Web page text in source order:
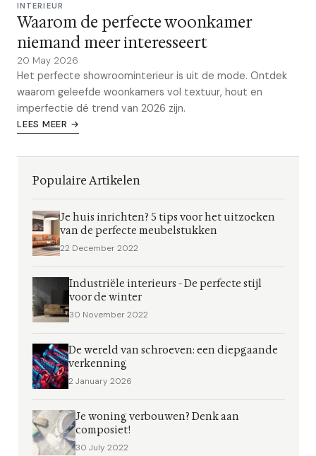
INTERIEUR
Waarom de perfecte woonkamer
niemand meer interesseert
20 May 2026
Het perfecte showroominterieur is uit de mode. Ontdek
waarom geleefde woonkamers vol textuur, hout en
imperfectie dé trend van 2026 zijn.
LEES MEER →
Populaire Artikelen
Je huis inrichten? 5 tips voor het uitzoeken
van de perfecte meubelstukken
22 December 2022
Industriële interieurs - De perfecte stijl
voor de winter
30 November 2022
De wereld van schroeven: een diepgaande
verkenning
2 January 2026
Je woning verbouwen? Denk aan
composiet!
30 July 2022